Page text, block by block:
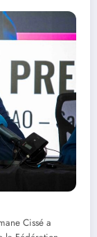
Cissé a